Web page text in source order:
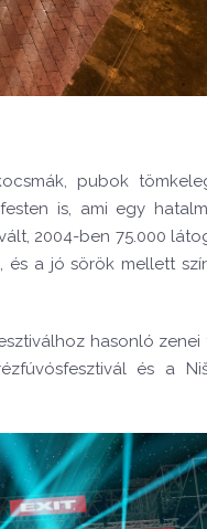
pubok
is, ami egy
2004-ben 75.000
és a jó sörök mellett
hasonló
és a